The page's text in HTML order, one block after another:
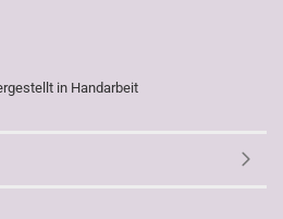
in Handarbeit